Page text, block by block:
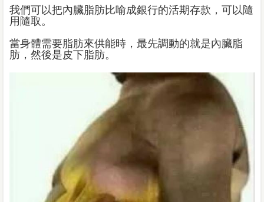
我們可以把內臟脂肪比喻成銀行的活期存款，可以隨
用隨取。
當身體需要脂肪來供能時，最先調動的就是內臟脂
肪，然後是皮下脂肪。